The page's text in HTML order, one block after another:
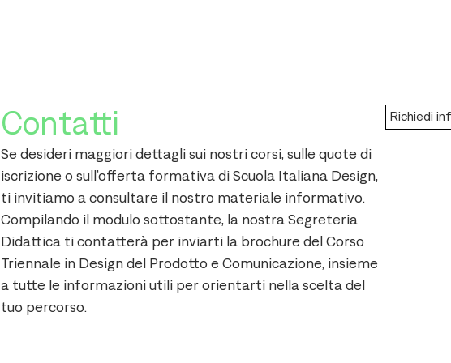
Contatti
Se desideri maggiori dettagli sui nostri corsi, sulle quote di
iscrizione o sull’offerta formativa di Scuola Italiana Design,
ti invitiamo a consultare il nostro materiale informativo.
Compilando il modulo sottostante, la nostra Segreteria
Didattica ti contatterà per inviarti la brochure del Corso
Triennale in Design del Prodotto e Comunicazione, insieme
a tutte le informazioni utili per orientarti nella scelta del
tuo percorso.
Richiedi